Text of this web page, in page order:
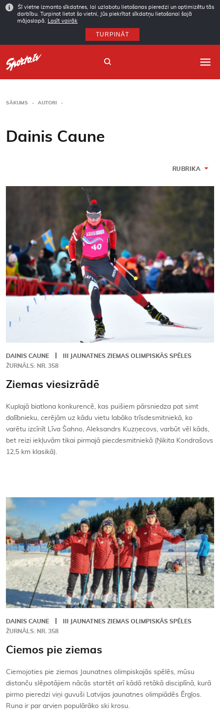
Šī vietne izmanto sīkdatnes, lai uzlabotu lietošanas pieredzi un optimizētu tās
darbību. Turpinot lietot šo vietni, Jūs piekrītat sīkdatņu lietošanai šajā
mājaslapā.
Lasīt vairāk
TURPINĀT
Sporta veidi
Abonēšana
Kontakti
SĀKUMS AUTORI
Dainis Caune
RUBRIKA
DAINIS CAUNE
III JAUNATNES ZIEMAS OLIMPISKĀS SPĒLES
ŽURNĀLS: NR. 358
Ziemas viesizrādē
Kuplajā biatlona konkurencē, kas puišiem pārsniedza pat simt
dalībnieku, cerējām uz kādu vietu labāko trīsdesmitniekā, ko
varētu izcīnīt Līva Šahno, Aleksandrs Kuzņecovs, varbūt vēl kāds,
bet reizi iekļuvām tikai pirmajā piecdesmitniekā (Ņikita Kondrašovs
12,5 km klasikā).
DAINIS CAUNE
III JAUNATNES ZIEMAS OLIMPISKĀS SPĒLES
ŽURNĀLS: NR. 358
Ciemos pie ziemas
Ciemojoties pie ziemas Jaunatnes olimpiskajās spēlēs, mūsu
distanču slēpotājiem nācās startēt arī kādā retākā disciplīnā, kurā
pirmo pieredzi viņi guvuši Latvijas jaunatnes olimpiādēs Ērgļos.
Runa ir par arvien populārāko ski krosu.